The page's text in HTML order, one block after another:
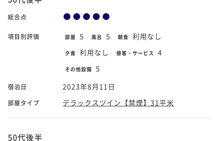
総合点
項目別評価 部屋 5 風呂 5 朝食 利用なし
夕食 利用なし 接客・サービス 4
その他設備 5
宿泊日 2023年8月11日
部屋タイプ デラックスツイン【禁煙】31平米
50代後半